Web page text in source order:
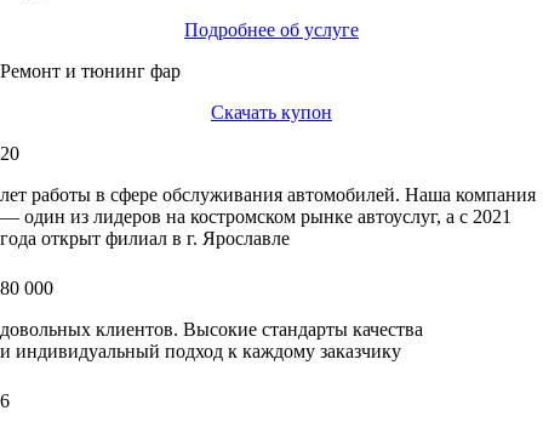
Подробнее об услуге
Ремонт и тюнинг фар
Скачать купон
20
лет работы в сфере обслуживания автомобилей. Наша компания
― один из лидеров на костромском рынке автоуслуг, а с 2021
года открыт филиал в г. Ярославле
80 000
довольных клиентов. Высокие стандарты качества
и индивидуальный подход к каждому заказчику
6